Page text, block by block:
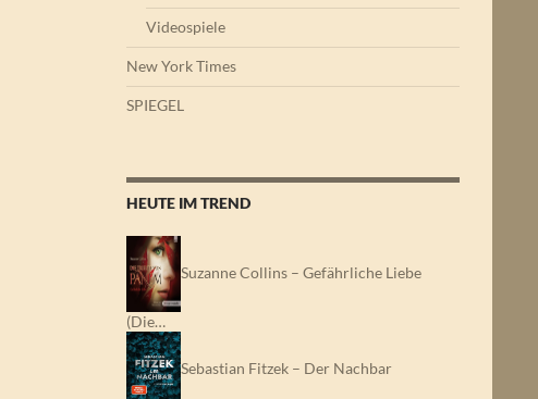
Videospiele
New York Times
SPIEGEL
HEUTE IM TREND
Suzanne Collins – Gefährliche Liebe
(Die…
Sebastian Fitzek – Der Nachbar